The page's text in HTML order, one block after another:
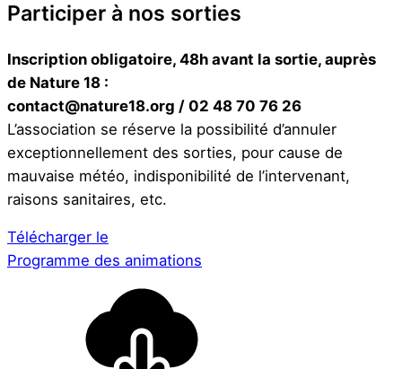
Participer à nos sorties
Inscription obligatoire, 48h avant la sortie, auprès
de Nature 18 :
contact@nature18.org / 02 48 70 76 26
L’association se réserve la possibilité d’annuler
exceptionnellement des sorties, pour cause de
mauvaise météo, indisponibilité de l’intervenant,
raisons sanitaires, etc.
Télécharger le
Programme des animations